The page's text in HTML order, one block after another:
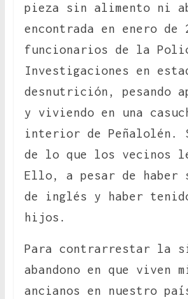
pieza sin alimento ni
encontrada en enero de
funcionarios de la
Investigaciones en
desnutrición, pesando
y viviendo en una
interior de Peñalolén.
de lo que los vecinos
Ello, a pesar de haber
de inglés y haber
hijos.
Para contrarrestar la
abandono en que viven
ancianos en nuestro